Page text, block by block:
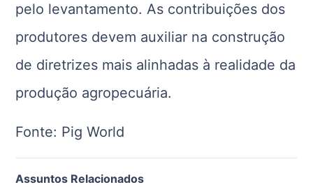
pelo levantamento. As contribuições dos
produtores devem auxiliar na construção
de diretrizes mais alinhadas à realidade da
produção agropecuária.
Fonte: Pig World
Assuntos Relacionados